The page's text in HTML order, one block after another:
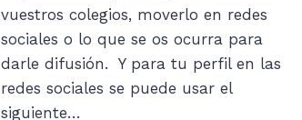
vuestros colegios, moverlo en redes
sociales o lo que se os ocurra para
darle difusión. Y para tu perfil en las
redes sociales se puede usar el
siguiente…